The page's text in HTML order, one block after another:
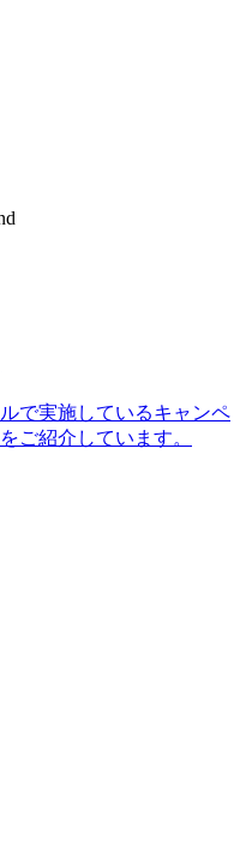
で実施しているキャンペ
ご紹介しています。